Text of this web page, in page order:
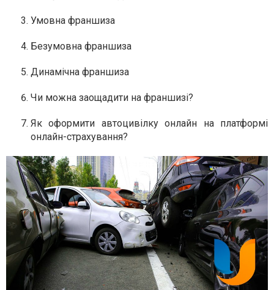
Умовна франшиза
Безумовна франшиза
Динамічна франшиза
Чи можна заощадити на франшизі?
Як оформити автоцивілку онлайн на платформі
онлайн-страхування?